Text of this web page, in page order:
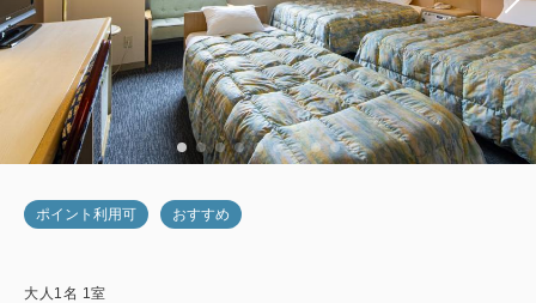
ポイント利用可 おすすめ
大人 1 名 1 室